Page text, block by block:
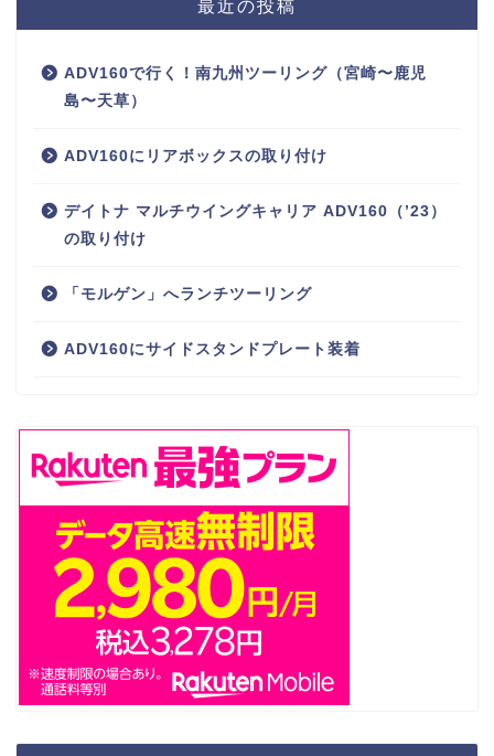
最近の投稿
ADV160で行く！南九州ツーリング（宮崎〜鹿児
島〜天草）
ADV160にリアボックスの取り付け
デイトナ マルチウイングキャリア ADV160（’23）
の取り付け
「モルゲン」へランチツーリング
ADV160にサイドスタンドプレート装着